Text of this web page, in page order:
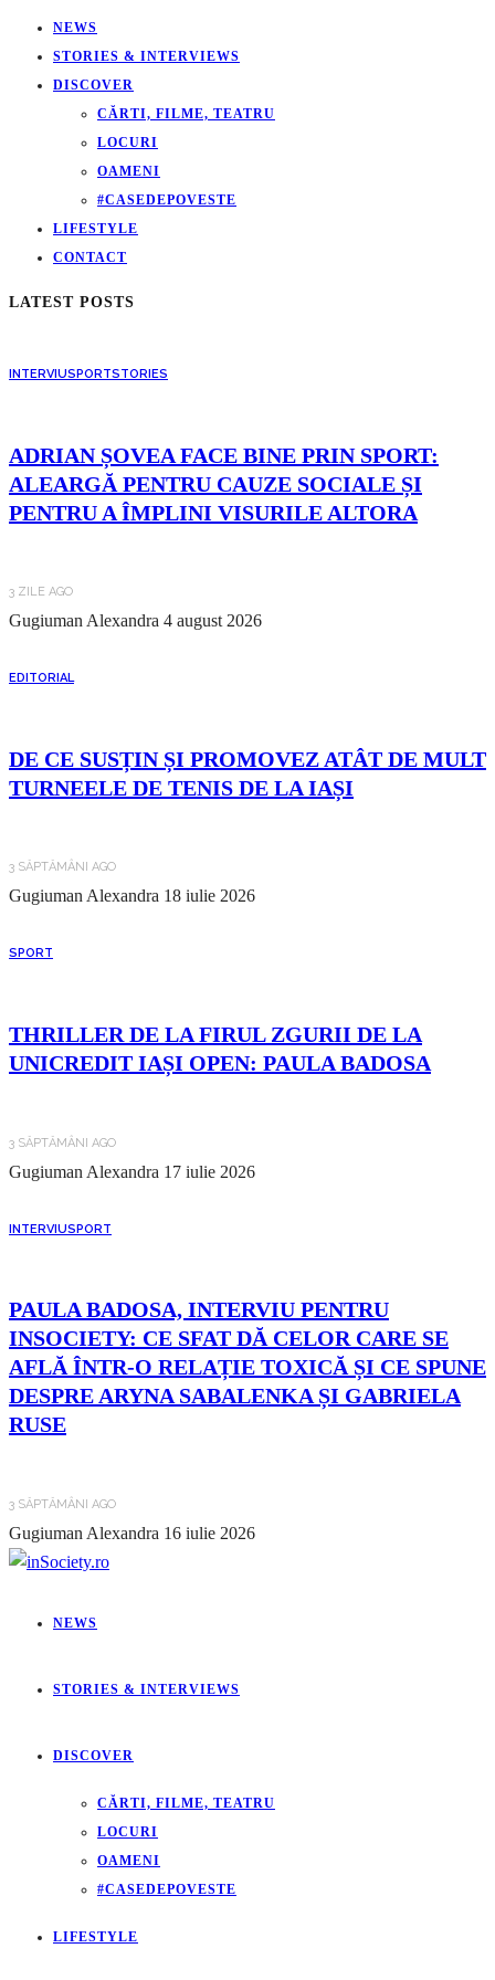
NEWS
STORIES & INTERVIEWS
DISCOVER
CĂRTI, FILME, TEATRU
LOCURI
OAMENI
#CASEDEPOVESTE
LIFESTYLE
CONTACT
LATEST POSTS
INTERVIUSPORTSTORIES
ADRIAN ȘOVEA FACE BINE PRIN SPORT:
ALEARGĂ PENTRU CAUZE SOCIALE ȘI
PENTRU A ÎMPLINI VISURILE ALTORA
3 ZILE AGO
Gugiuman Alexandra 4 august 2026
EDITORIAL
DE CE SUSȚIN ȘI PROMOVEZ ATÂT DE MULT
TURNEELE DE TENIS DE LA IAȘI
3 SĂPTĂMÂNI AGO
Gugiuman Alexandra 18 iulie 2026
SPORT
THRILLER DE LA FIRUL ZGURII DE LA
UNICREDIT IAȘI OPEN: PAULA BADOSA
3 SĂPTĂMÂNI AGO
Gugiuman Alexandra 17 iulie 2026
INTERVIUSPORT
PAULA BADOSA, INTERVIU PENTRU
INSOCIETY: CE SFAT DĂ CELOR CARE SE
AFLĂ ÎNTR-O RELAȚIE TOXICĂ ȘI CE SPUNE
DESPRE ARYNA SABALENKA ȘI GABRIELA
RUSE
3 SĂPTĂMÂNI AGO
Gugiuman Alexandra 16 iulie 2026
NEWS
STORIES & INTERVIEWS
DISCOVER
CĂRTI, FILME, TEATRU
LOCURI
OAMENI
#CASEDEPOVESTE
LIFESTYLE